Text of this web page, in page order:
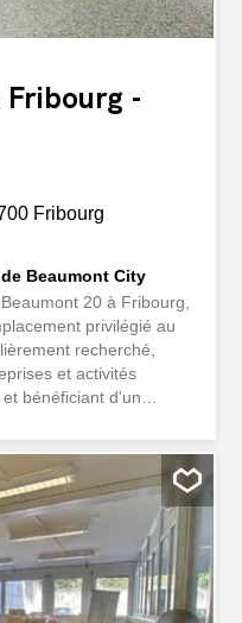
Fribourg -
Fribourg
Beaumont City
20 à Fribourg,
privilégié au
recherché,
et activités
bénéficiant d'un
activité. Répartis
les locaux séduisent
et leur luminosité.
consacrée à un vaste
de travail
Un espace convivial
permet aux
de détente. L'autre